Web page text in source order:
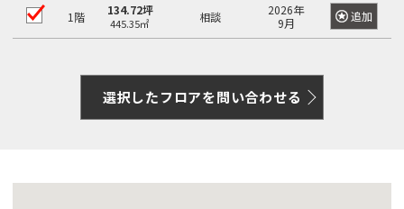
1階 134.72坪
445.35㎡ 相談
2026年
9月
追加
選択したフロアを問い合わせる